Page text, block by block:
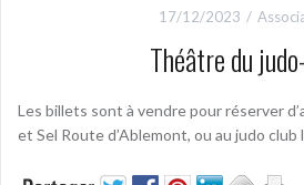
17/12/2023
Théâtre du
Les billets sont à vendre pour réserver
et Sel Route d’Ablemont, ou au judo club